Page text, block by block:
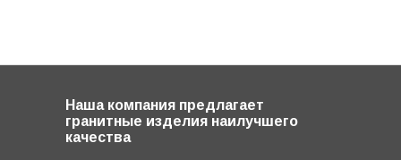
Наша компания предлагает
гранитные изделия наилучшего
качества